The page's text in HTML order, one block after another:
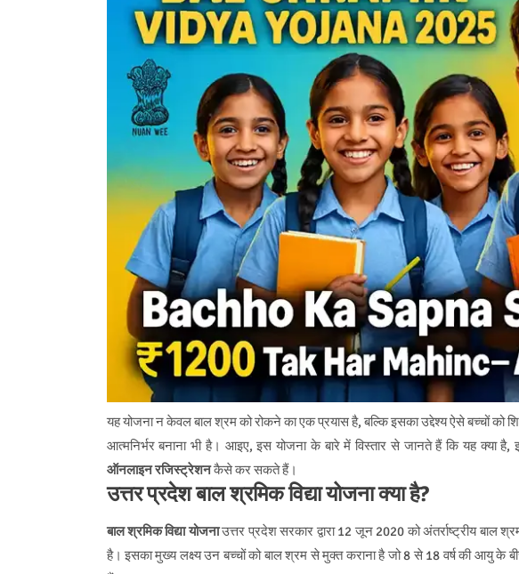
यह योजना न केवल बाल श्रम को रोकने का एक प्रयास है, बल्कि इसका उद्देश्य ऐसे बच्चों को
आत्मनिर्भर बनाना भी है। आइए, इस योजना के बारे में विस्तार से जानते हैं कि यह क्या
ऑनलाइन रजिस्ट्रेशनकैसे कर सकते हैं।
उत्तर प्रदेश बाल श्रमिक विद्या योजना क्या है?
बाल श्रमिक विद्या योजनाउत्तर प्रदेश सरकार द्वारा 12 जून 2020 को अंतर्राष्ट्रीय बाल
है। इसका मुख्य लक्ष्य उन बच्चों को बाल श्रम से मुक्त कराना है जो 8 से 18 वर्ष की आयु के